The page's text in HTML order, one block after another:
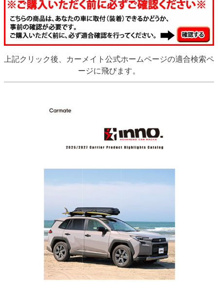
上記クリック後、カーメイト公式ホームページの適合検索ペ
ージに飛びます。